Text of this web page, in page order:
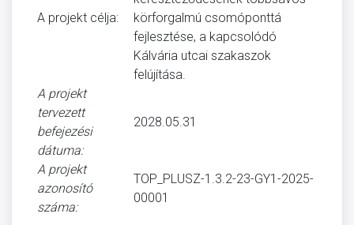
A projekt célja:
körforgalmú csomóponttá
fejlesztése, a kapcsolódó
Kálvária utcai szakaszok
felújítása.
A projekt
tervezett
befejezési
dátuma:
2028.05.31
A projekt
azonosító
száma:
TOP_PLUSZ-1.3.2-23-GY1-2025-
00001